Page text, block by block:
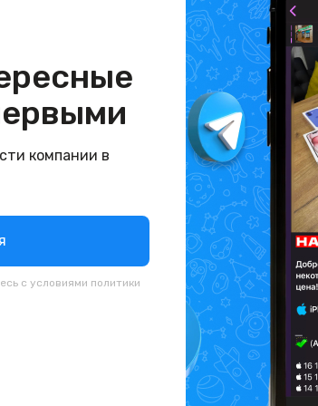
компании в
с условиями политики